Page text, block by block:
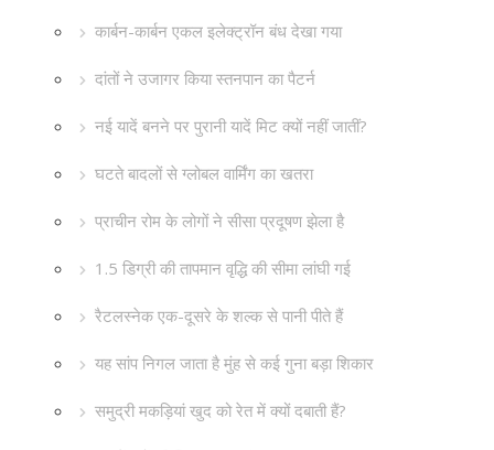
कार्बन-कार्बन एकल इलेक्ट्रॉन बंध देखा गया
दांतों ने उजागर किया स्तनपान का पैटर्न
नई यादें बनने पर पुरानी यादें मिट क्यों नहीं जातीं?
घटते बादलों से ग्लोबल वार्मिंग का खतरा
प्राचीन रोम के लोगों ने सीसा प्रदूषण झेला है
1.5 डिग्री की तापमान वृद्धि की सीमा लांघी गई
रैटलस्नेक एक-दूसरे के शल्क से पानी पीते हैं
यह सांप निगल जाता है मुंह से कई गुना बड़ा शिकार
समुद्री मकड़ियां खुद को रेत में क्यों दबाती हैं?